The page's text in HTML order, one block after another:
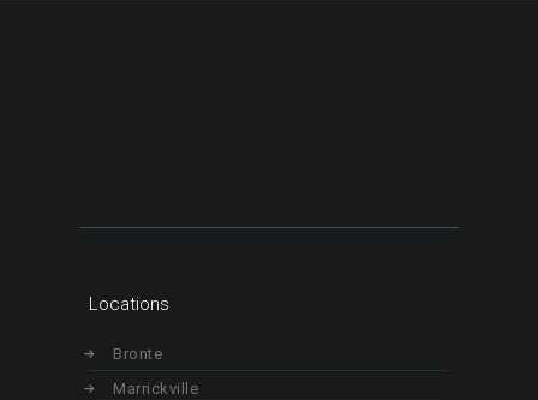
Locations
Bronte
Marrickville